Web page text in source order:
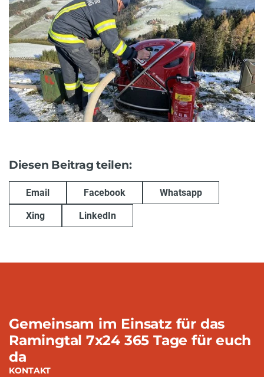
Diesen Beitrag teilen:
Email Facebook Whatsapp
Xing LinkedIn
Gemeinsam im Einsatz für das
Ramingtal 7x24 365 Tage für euch
da
KONTAKT